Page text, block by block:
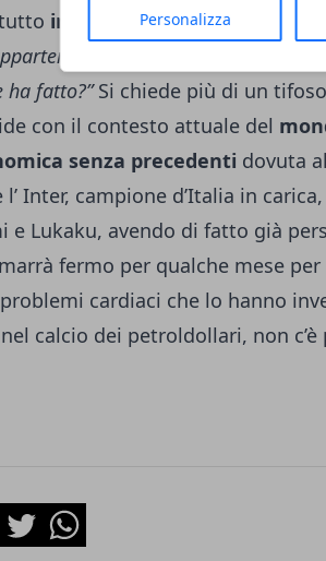
Personalizza
in barba al tanto
al popolo? Ceferin, che
ha fatto?”Si chiede più di un
con il contesto attuale del
senza precedenti dovuta
Inter, campione d’Italia in
e Lukaku, avendo di fatto già
fermo per qualche mese
cardiaci che lo hanno
calcio dei petroldollari, non c’è
TwitterWhatsapp